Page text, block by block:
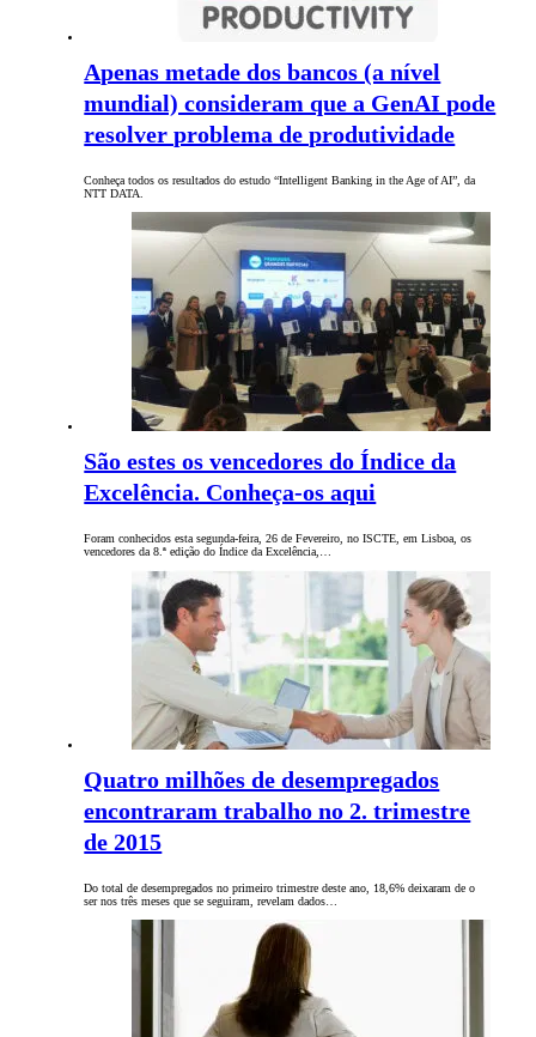
Apenas metade dos bancos (a nível
mundial) consideram que a GenAI pode
resolver problema de produtividade
Conheça todos os resultados do estudo “Intelligent Banking in the Age of AI”, da
NTT DATA.
São estes os vencedores do Índice da
Excelência. Conheça-os aqui
Foram conhecidos esta segunda-feira, 26 de Fevereiro, no ISCTE, em Lisboa, os
vencedores da 8.ª edição do Índice da Excelência,…
Quatro milhões de desempregados
encontraram trabalho no 2. trimestre
de 2015
Do total de desempregados no primeiro trimestre deste ano, 18,6% deixaram de o
ser nos três meses que se seguiram, revelam dados…